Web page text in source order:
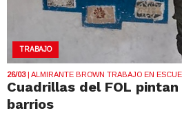
TRABAJO
26/03| ALMIRANTE BROWN TRABAJO EN
Cuadrillas del FOL
barrios